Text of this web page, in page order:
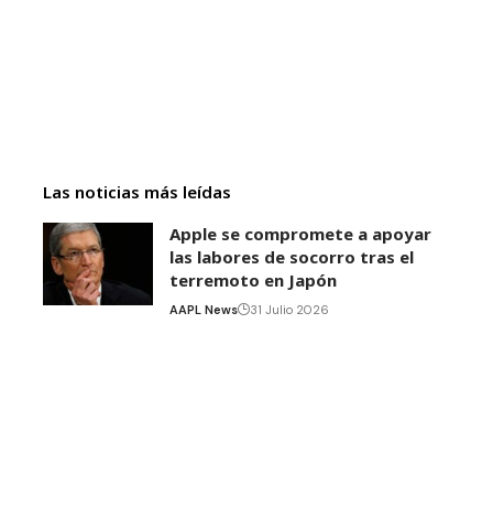
Las noticias más leídas
Apple se compromete a apoyar
las labores de socorro tras el
terremoto en Japón
AAPL News 31 Julio 2026